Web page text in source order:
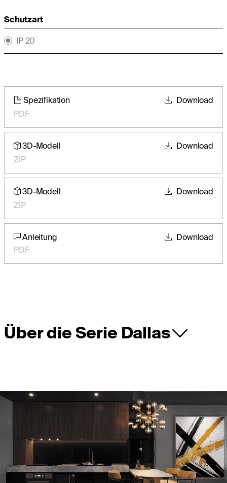
Schutzart
IP 20
Spezifikation
PDF
Download
3D-Modell
ZIP
Download
3D-Modell
ZIP
Download
Anleitung
PDF
Download
Über die Serie Dallas